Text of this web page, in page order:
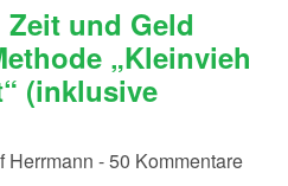
und Geld
„Kleinvieh
(inklusive
- 50 Kommentare